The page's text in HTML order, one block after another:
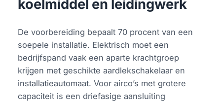
koelmiddel en leidingwerk
De voorbereiding bepaalt 70 procent van een
soepele installatie. Elektrisch moet een
bedrijfspand vaak een aparte krachtgroep
krijgen met geschikte aardlekschakelaar en
installatieautomaat. Voor airco’s met grotere
capaciteit is een driefasige aansluiting